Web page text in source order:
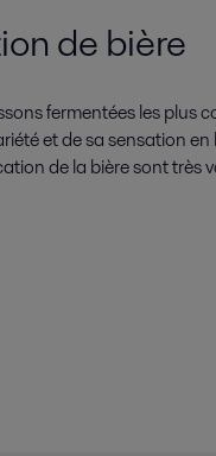
de bière
fermentées les plus
et de sa sensation
de la bière sont très